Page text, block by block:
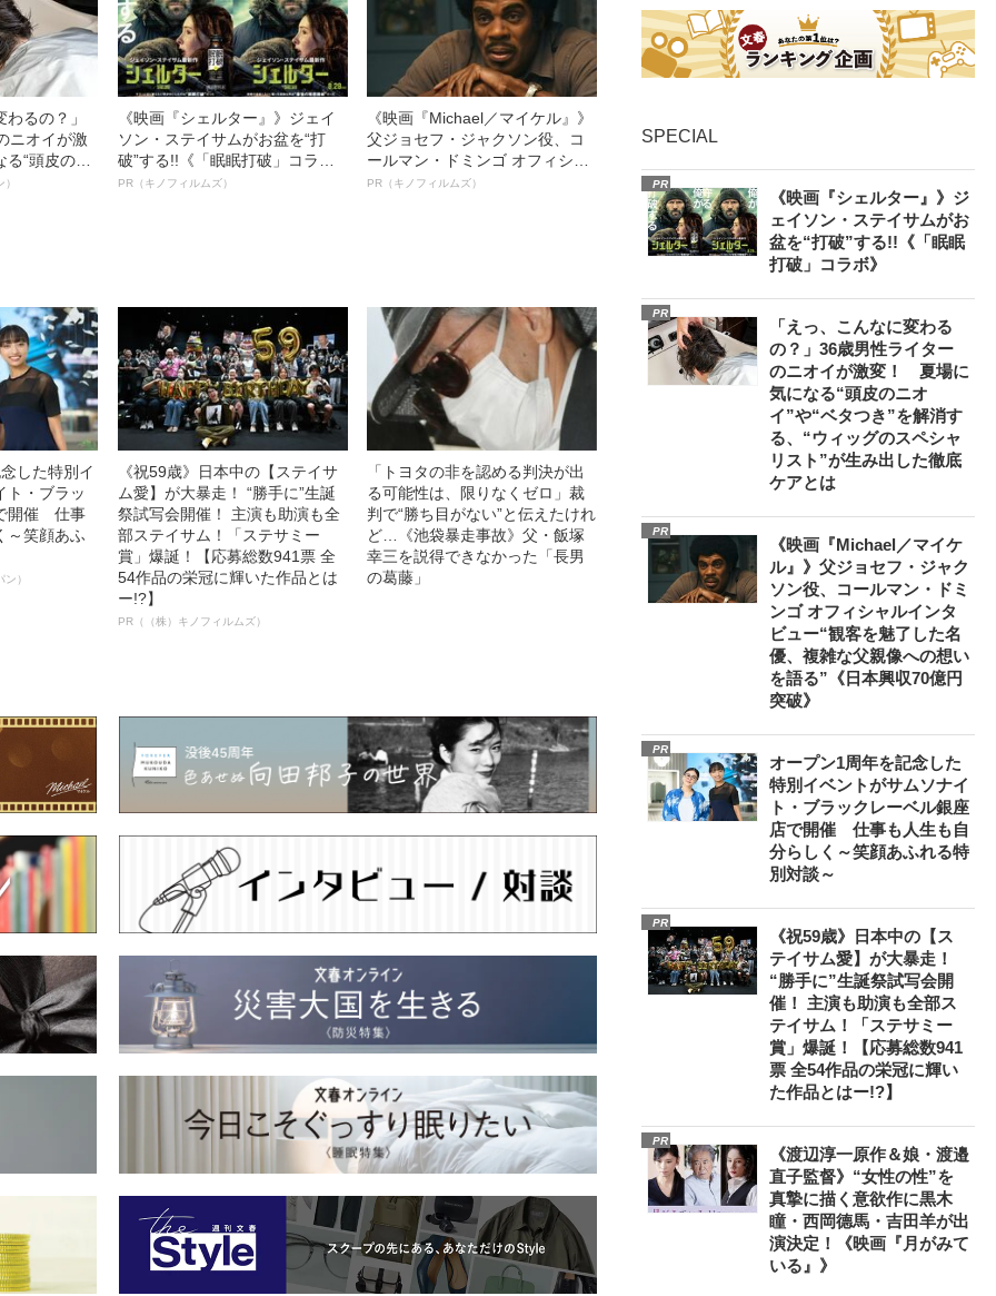
るの？」
ニオイが激
“頭皮のニ
解消す
《映画『シェルター』》ジェイ
ソン・ステイサムがお盆を“打
破”する!!《「眠眠打破」コラ
ボ》
PR（キノフィルムズ）
《映画『Michael／マイケル』》
父ジョセフ・ジャクソン役、コ
ールマン・ドミンゴ オフィシャ
ルインタビュー“観客を魅了した
PR（キノフィルムズ）
した特別イ
ト・ブラッ
開催 仕事
～笑顔あふ
）
《祝59歳》日本中の【ステイサ
ム愛】が大暴走！ “勝手に”生誕
祭試写会開催！ 主演も助演も全
部ステイサム！「ステサミー
賞」爆誕！【応募総数941票 全
54作品の栄冠に輝いた作品とは
ー!?】
PR（（株）キノフィルムズ）
「トヨタの非を認める判決が出
る可能性は、限りなくゼロ」裁
判で“勝ち目がない”と伝えたけれ
ど…《池袋暴走事故》父・飯塚
幸三を説得できなかった「長男
の葛藤」
SPECIAL
PR
《映画『シェルター』》ジ
ェイソン・ステイサムがお
盆を“打破”する!!《「眠眠
打破」コラボ》
PR
「えっ、こんなに変わる
の？」36歳男性ライター
のニオイが激変！ 夏場に
気になる“頭皮のニオ
イ”や“ベタつき”を解消す
る、“ウィッグのスペシャ
リスト”が生み出した徹底
ケアとは
PR
《映画『Michael／マイケ
ル』》父ジョセフ・ジャク
ソン役、コールマン・ドミ
ンゴ オフィシャルインタ
ビュー“観客を魅了した名
優、複雑な父親像への想い
を語る”《日本興収70億円
突破》
PR
オープン1周年を記念した
特別イベントがサムソナイ
ト・ブラックレーベル銀座
店で開催 仕事も人生も自
分らしく～笑顔あふれる特
別対談～
PR
《祝59歳》日本中の【ス
テイサム愛】が大暴走！
“勝手に”生誕祭試写会開
催！ 主演も助演も全部ス
テイサム！「ステサミー
賞」爆誕！【応募総数941
票 全54作品の栄冠に輝い
た作品とはー!?】
PR
《渡辺淳一原作＆娘・渡邉
直子監督》“女性の性”を
真摯に描く意欲作に黒木
瞳・西岡德馬・吉田羊が出
演決定！《映画『月がみて
いる』》